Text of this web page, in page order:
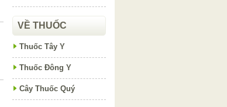
VỀ THUỐC
Thuốc Tây Y
Thuốc Đông Y
Cây Thuốc Quý